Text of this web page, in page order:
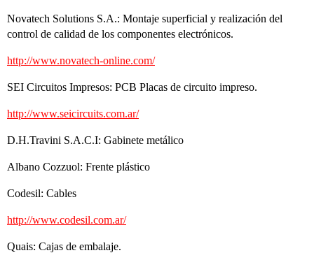
Novatech Solutions S.A.: Montaje superficial y realización del
control de calidad de los componentes electrónicos.
http://www.novatech-online.com/
SEI Circuitos Impresos: PCB Placas de circuito impreso.
http://www.seicircuits.com.ar/
D.H.Travini S.A.C.I: Gabinete metálico
Albano Cozzuol: Frente plástico
Codesil: Cables
http://www.codesil.com.ar/
Quais: Cajas de embalaje.